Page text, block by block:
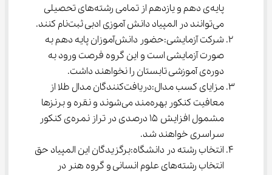
پایه‌ی دهم و یازدهم از تمامی رشته‌های تحصیلی
می‌توانند در المپیاد دانش آموزی ادبی ثبت‌نام کنند.
شرکت آزمایشی:حضور دانش‌آموزان پایه دهم به
صورت آزمایشی است و این گروه فرصت ورود به
دوره‌ی آموزشی تابستان را نخواهند داشت.
مزایای کسب مدال:دریافت‌کنندگان مدال طلا از
معافیت کنکور بهره‌مند می‌شوند و نقره و برنزها
مشمول افزایش ۱۵ درصدی در تراز نمره‌ی کنکور
سراسری خواهند شد.
انتخاب رشته در دانشگاه:برگزیدگان این المپیاد حق
انتخاب رشته‌های علوم انسانی و گروه هنر در